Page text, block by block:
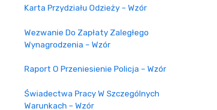
Karta Przydziału Odzieży – Wzór
Wezwanie Do Zapłaty Zaległego
Wynagrodzenia – Wzór
Raport O Przeniesienie Policja – Wzór
Świadectwa Pracy W Szczególnych
Warunkach – Wzór